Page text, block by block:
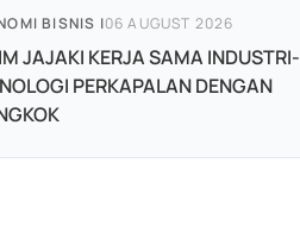
BISNIS |06 AUGUST 2026
JAJAKI KERJA SAMA INDUSTRI-
PERKAPALAN DENGAN